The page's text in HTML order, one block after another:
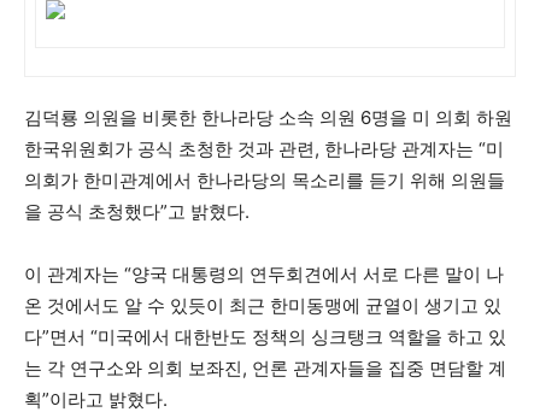
김덕룡 의원을 비롯한 한나라당 소속 의원 6명을 미 의회 하원
한국위원회가 공식 초청한 것과 관련, 한나라당 관계자는 “미
의회가 한미관계에서 한나라당의 목소리를 듣기 위해 의원들
을 공식 초청했다”고 밝혔다.
이 관계자는 “양국 대통령의 연두회견에서 서로 다른 말이 나
온 것에서도 알 수 있듯이 최근 한미동맹에 균열이 생기고 있
다”면서 “미국에서 대한반도 정책의 싱크탱크 역할을 하고 있
는 각 연구소와 의회 보좌진, 언론 관계자들을 집중 면담할 계
획”이라고 밝혔다.